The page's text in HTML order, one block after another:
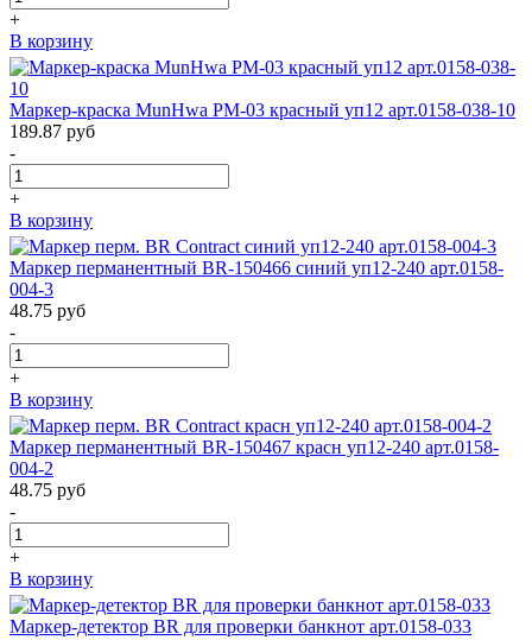
+
В корзину
Маркер-краска MunHwa PM-03 красный уп12 арт.0158-038-10
189.87 руб
-
+
В корзину
Маркер перманентный BR-150466 синий уп12-240 арт.0158-
004-3
48.75 руб
-
+
В корзину
Маркер перманентный BR-150467 красн уп12-240 арт.0158-
004-2
48.75 руб
-
+
В корзину
Маркер-детектор BR для проверки банкнот арт.0158-033